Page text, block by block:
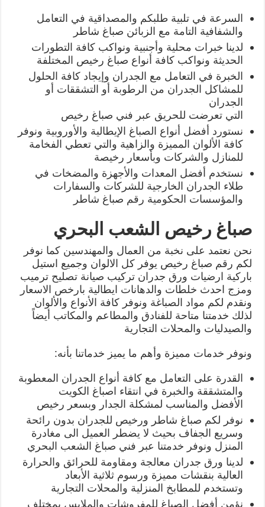
السرعة في تلبية طلبكم والمصداقية في التعامل
والشفافية التامة مع الزبائن صباغ شاطر
لدينا خبرات محلية وأجنبية ونواكب كافة التطورات
الحديثة ونواكب كافة أنواع صباغ رخيص المختلفة
الخبرة في التعامل مع الجدران وإيجاد كافة الحلول
للمشاكل الجدران من الرطوبة أو التشققات أو
الجدران
التي تعرضت للحريق عبر فني صباغ رخيص
نستورد أفضل أنواع الصباغ الإيطالية والأوروبية ونوفر
كافة الألوان المميزة والزاهية والتي تعطي الفخامة
للمنازل والشركات وبأسعار رخيصة
نستخدم أفضل المعدات والأجهزة والمضخات في
طلاء الجدران الخارجية للشركات والسفارات
والمؤسسات الحكومية رقم صباغ شاطر
صباغ رخيص الشعب البحري
نحن نعتمد على نخبة من العمال والمهندسين كما نوفر
لكم رقم صباغ رخيص يوفر كل الالوان وجميع استيل
باركية ارضيات ورق جدران تركيب صيانة تصليح ترميب
ومزج احدث خلطات والدهانات ايطالية بارخص الاسعار
ونقدم لكم مواد الصباغة ونوفر كافة الأنواع والألوان
لذلك خدمتنا متاحة للفنادق والمطاعم والمكاتب أيضاً
والصيدليات والمحلات التجارية
ونوفر خدمات مميزة وأهم ما يميز خدماتنا بأنه:
القدرة على التعامل مع كافة أنواع الجدران المعطوبة
والمتشققة والخبرة في انتقاء اصباغ الكويت
الأفضل والمناسب لمشكلة الجدار وبسعر رخيص
نوفر لكم صباغ شاطر ورخيص للجدران بدون رائحة
وسريع الجفاف بحيث لا يضطر العميل الى مغادرة
المنزل ونوفر خدمتنا عبر فني صباغ الشعب البحري
لدينا ورق جدران معالجة ومقاومة للحرائق والحرارة
العالية بنقشات مميزة ورسوم ثلاثية الأبعاد
وتستخدم للمطابخ المنزلية والمحلات التجارية
نؤمن أفضل الصباغ للمفروشات والملابس بمختلف